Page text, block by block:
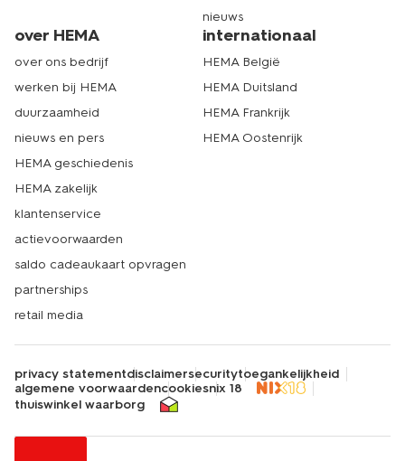
nieuws
over HEMA
over ons bedrijf
werken bij HEMA
duurzaamheid
nieuws en pers
HEMA geschiedenis
HEMA zakelijk
klantenservice
actievoorwaarden
saldo cadeaukaart opvragen
partnerships
retail media
internationaal
HEMA België
HEMA Duitsland
HEMA Frankrijk
HEMA Oostenrijk
privacy statementdisclaimersecuritytoegankelijkheid
algemene voorwaardencookiesnix 18
thuiswinkel waarborg